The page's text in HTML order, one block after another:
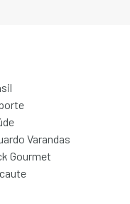
Varandas
Gourmet